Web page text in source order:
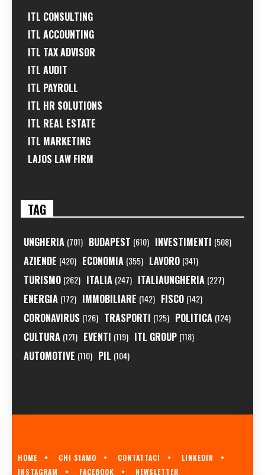
ITL CONSULTING
ITL ACCOUNTING
ITL TAX ADVISOR
ITL AUDIT
ITL PAYROLL
ITL HR SOLUTIONS
ITL REAL ESTATE
ITL MARKETING
LAJOS LAW FIRM
TAG
UNGHERIA (701) BUDAPEST (610) INVESTIMENTI (508)
AZIENDE (420) ECONOMIA (355) LAVORO (341)
TURISMO (262) ITALIA (247) ITALIAUNGHERIA (227)
ENERGIA (172) IMMOBILIARE (142) FISCO (142)
CORONAVIRUS (126) TRASPORTI (125) POLITICA (124)
CULTURA (121) EVENTI (119) ITL GROUP (118)
AUTOMOTIVE (110) PIL (104)
HOME CHI SIAMO CONTATTACI
LINKEDIN
INSTAGRAM
FACEBOOK NEWSLETTER